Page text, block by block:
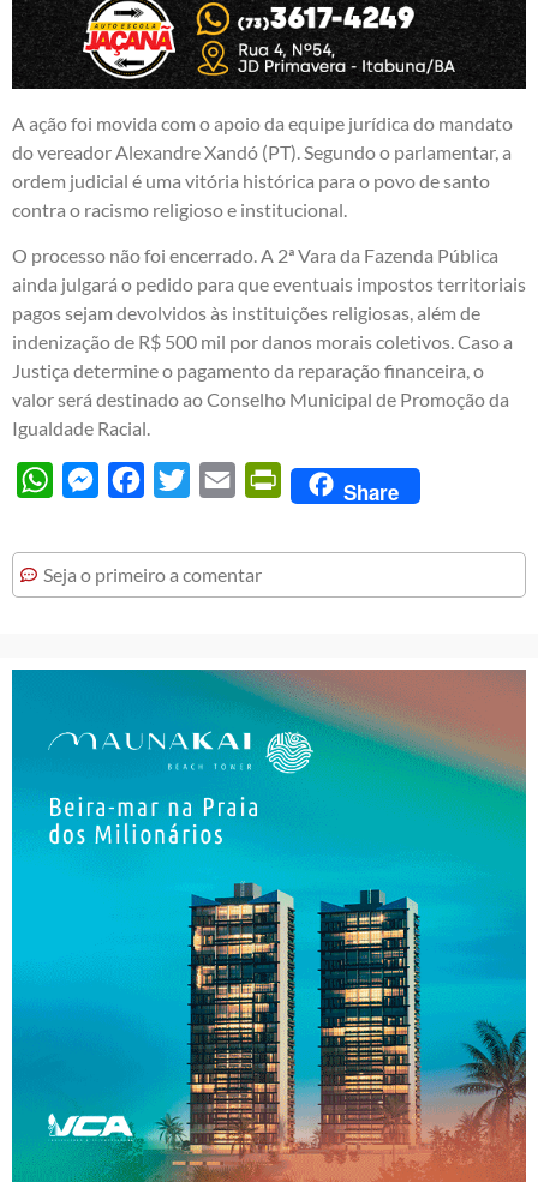
A ação foi movida com o apoio da equipe jurídica do mandato
do vereador Alexandre Xandó (PT). Segundo o parlamentar, a
ordem judicial é uma vitória histórica para o povo de santo
contra o racismo religioso e institucional.
O processo não foi encerrado. A 2ª Vara da Fazenda Pública
ainda julgará o pedido para que eventuais impostos territoriais
pagos sejam devolvidos às instituições religiosas, além de
indenização de R$ 500 mil por danos morais coletivos. Caso a
Justiça determine o pagamento da reparação financeira, o
valor será destinado ao Conselho Municipal de Promoção da
Igualdade Racial.
WhatsAppMessengerFacebook
Twitter Email PrintFriendly
Share
Seja o primeiro a comentar